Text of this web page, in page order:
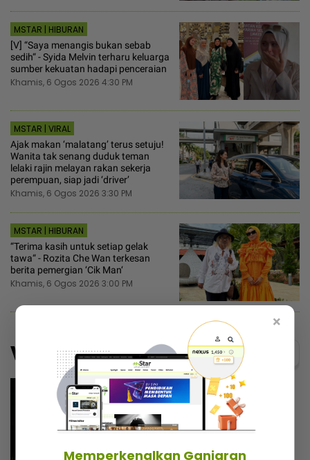
MSTAR | HIBURAN
[V] “Saya menangis bukan sebab
sedih“ - Syida Melvin terharu keluarga
sumber kekuatan hadapi penceraian
Khamis, 6 Ogos 2026 4:30 PM
MSTAR | VIRAL
Ajak makan ‘malatang’ terus setuju!
Wanita tak senang duduk teman
lelaki rajin melayan rakan sekerja
perempuan, siap jadi ‘driver’
Khamis, 6 Ogos 2026 3:30 PM
MSTAR | HIBURAN
“Terima kasih untuk setiap gelak
tawa“ - Rozita Che Wan terkesan
berita pemergian ‘Cik Man‘
Khamis, 6 Ogos 2026 3:00 PM
Video Menarik@video
×
Memperkenalkan Ganjaran